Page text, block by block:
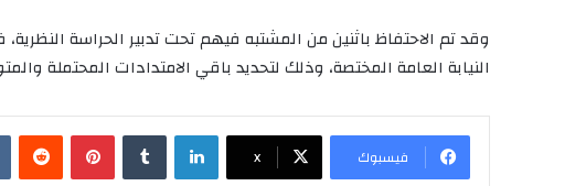
وقد تم الاحتفاظ باثنين من المشتبه فيهم تحت تدبير الحراسة
النيابة العامة المختصة، وذلك لتحديد باقي الامتدادات المحتملة
فيسبوك X
لينكدإن بينتيريست